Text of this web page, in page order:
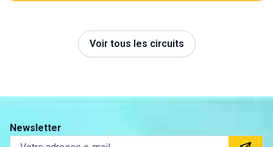
Voir tous les circuits
Newsletter